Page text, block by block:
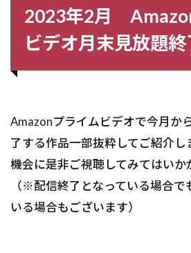
2023年2月
ビデオ月末見放題
Amazonプライムビデオで今月か
了する作品一部抜粋してご紹介し
機会に是非ご視聴してみてはいか
（※配信終了となっている場合で
いる場合もございます）